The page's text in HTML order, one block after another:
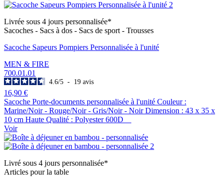
Livrée sous 4 jours personnalisée*
Sacoches - Sacs à dos - Sacs de sport - Trousses
Sacoche Sapeurs Pompiers Personnalisée à l'unité
MEN & FIRE
700.01.01
4.6/5 - 19 avis
16,90 €
Sacoche Porte-documents personnalisée à l'unité Couleur :
Marine/Noir - Rouge/Noir - Gris/Noir - Noir Dimension : 43 x 35 x
10 cm Haute Qualité : Polyester 600D
Voir
Livré sous 4 jours personnalisée*
Articles pour la table